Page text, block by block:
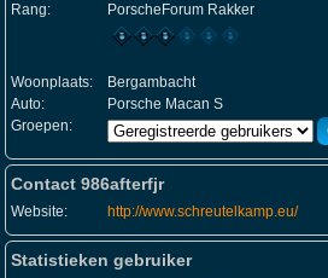
Rang:
PorscheForum Rakker
Woonplaats:
Bergambacht
Auto:
Porsche Macan S
Groepen:
Contact 986afterfjr
Website: http://www.schreutelkamp.eu/
Statistieken gebruiker